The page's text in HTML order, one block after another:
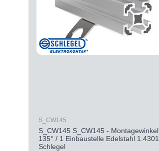
S_CW145
S_CW145 S_CW145 - Montagewinkel
135° / 1 Einbaustelle Edelstahl 1.4301
Schlegel